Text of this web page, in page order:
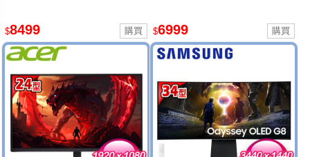
$8499 $6999